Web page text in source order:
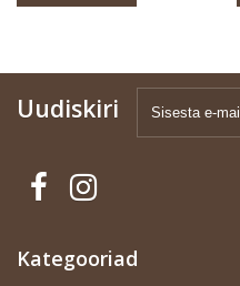
Uudiskiri
Kategooriad